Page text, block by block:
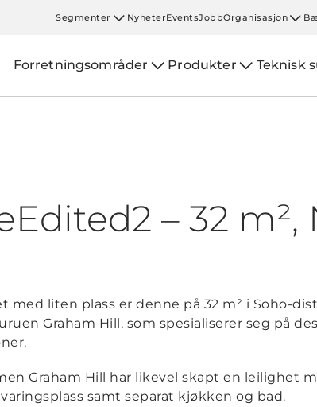
Segmenter NyheterEventsJobbOrganisasjon
Forretningsområder Produkter Teknisk
– 32 m²,
med liten plass er denne på 32 m² i Soho-
Graham Hill, som spesialiserer seg på
Graham Hill har likevel skapt en leilighet
samt separat kjøkken og bad.